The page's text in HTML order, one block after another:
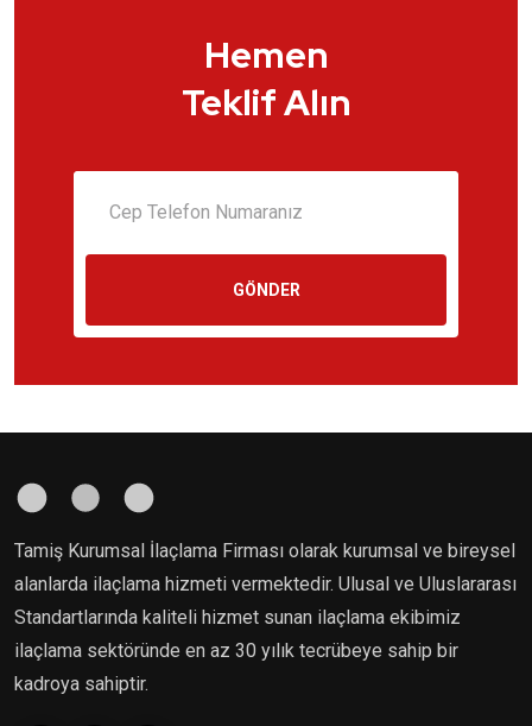
Hemen
Teklif Alın
GÖNDER
Tamiş Kurumsal İlaçlama Firması olarak kurumsal ve bireysel
alanlarda ilaçlama hizmeti vermektedir. Ulusal ve Uluslararası
Standartlarında kaliteli hizmet sunan ilaçlama ekibimiz
ilaçlama sektöründe en az 30 yılık tecrübeye sahip bir
kadroya sahiptir.